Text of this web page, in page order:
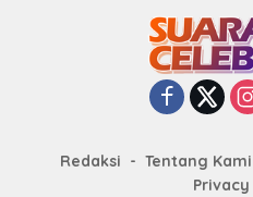
Redaksi Tentang Kami